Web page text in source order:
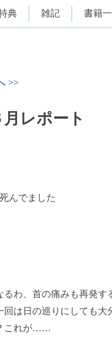
典 雑記 書籍
>>
レポート
んでました
わ、首の痛みも再発す
は日の巡りにしても大
これが……